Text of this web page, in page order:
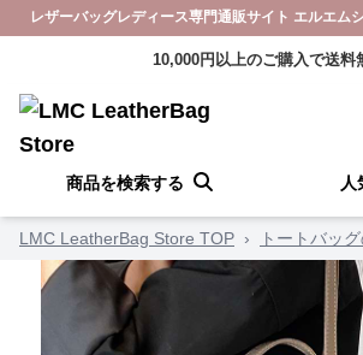
レザーバッグレディース専門通販サイト エルエム
10,000円以上のご購入で送料
商品を検索する
LMC LeatherBag Store TOP › トートバッ